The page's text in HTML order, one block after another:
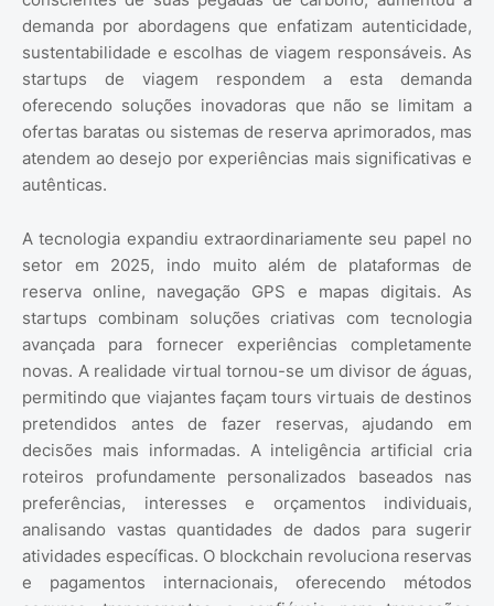
demanda por abordagens que enfatizam autenticidade,
sustentabilidade e escolhas de viagem responsáveis. As
startups de viagem respondem a esta demanda
oferecendo soluções inovadoras que não se limitam a
ofertas baratas ou sistemas de reserva aprimorados, mas
atendem ao desejo por experiências mais significativas e
autênticas.
A tecnologia expandiu extraordinariamente seu papel no
setor em 2025, indo muito além de plataformas de
reserva online, navegação GPS e mapas digitais. As
startups combinam soluções criativas com tecnologia
avançada para fornecer experiências completamente
novas. A realidade virtual tornou-se um divisor de águas,
permitindo que viajantes façam tours virtuais de destinos
pretendidos antes de fazer reservas, ajudando em
decisões mais informadas. A inteligência artificial cria
roteiros profundamente personalizados baseados nas
preferências, interesses e orçamentos individuais,
analisando vastas quantidades de dados para sugerir
atividades específicas. O blockchain revoluciona reservas
e pagamentos internacionais, oferecendo métodos